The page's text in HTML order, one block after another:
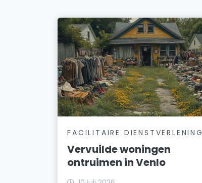
FACILITAIRE DIENSTVERLENING
Vervuilde woningen
ontruimen in Venlo